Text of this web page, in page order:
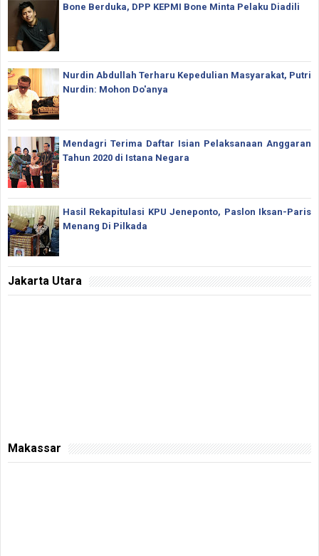
Bone Berduka, DPP KEPMI Bone Minta Pelaku Diadili
Nurdin Abdullah Terharu Kepedulian Masyarakat, Putri
Nurdin: Mohon Do'anya
Mendagri Terima Daftar Isian Pelaksanaan Anggaran
Tahun 2020 di Istana Negara
Hasil Rekapitulasi KPU Jeneponto, Paslon Iksan-Paris
Menang Di Pilkada
Jakarta Utara
Makassar